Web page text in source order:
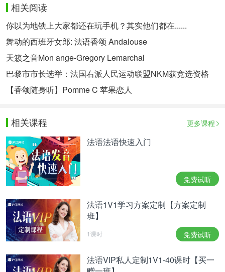
Tout se dilate et cède à tout
Et c'est là, l'Innamoramento
Tout son être s'impose à nous
Trouver enfin peut-être un écho
J'n'ai pas choisi de l'être
L'amour, la mort peut-être
Mais suspendre le temps pour un mot
Tout se dilate et cède à tout
Et c'est là, l'Innamoramento
Tout son être s'impose à nous
J'n'ai pas choisi de l'être
Mais c'est là, l'Innamoramento
L'amour, la mort peut-être
相关阅读
你以为地铁上大家都还在玩手机？其实他们都在......
舞动的西班牙女郎: 法语香颂 Andalouse
天籁之音Mon ange-Gregory Lemarchal
巴黎市市长选举：法国右派人民运动联盟NKM获竞选资格
【香颂随身听】Pomme C 苹果恋人
相关课程 更多课程
法语法语快速入门
免费试听
法语1V1学习方案定制【方案定制
班】
1课时 免费试听
法语VIP私人定制1V1-40课时【买一